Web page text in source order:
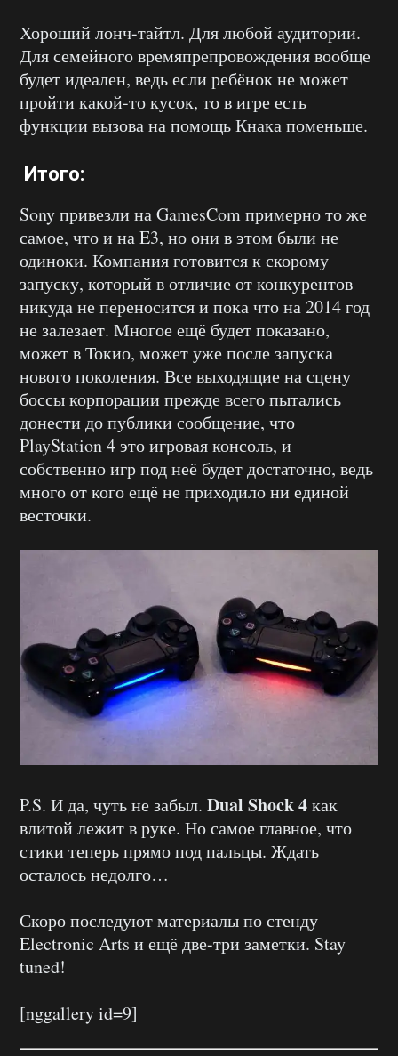
Хороший лонч-тайтл. Для любой аудитории.
Для семейного времяпрепровождения вообще
будет идеален, ведь если ребёнок не может
пройти какой-то кусок, то в игре есть
функции вызова на помощь Кнака поменьше.
Итого:
Sony привезли на GamesCom примерно то же
самое, что и на E3, но они в этом были не
одиноки. Компания готовится к скорому
запуску, который в отличие от конкурентов
никуда не переносится и пока что на 2014 год
не залезает. Многое ещё будет показано,
может в Токио, может уже после запуска
нового поколения. Все выходящие на сцену
боссы корпорации прежде всего пытались
донести до публики сообщение, что
PlayStation 4 это игровая консоль, и
собственно игр под неё будет достаточно, ведь
много от кого ещё не приходило ни единой
весточки.
P.S. И да, чуть не забыл. Dual Shock 4как
влитой лежит в руке. Но самое главное, что
стики теперь прямо под пальцы. Ждать
осталось недолго…
Скоро последуют материалы по стенду
Electronic Arts и ещё две-три заметки. Stay
tuned!
[nggallery id=9]